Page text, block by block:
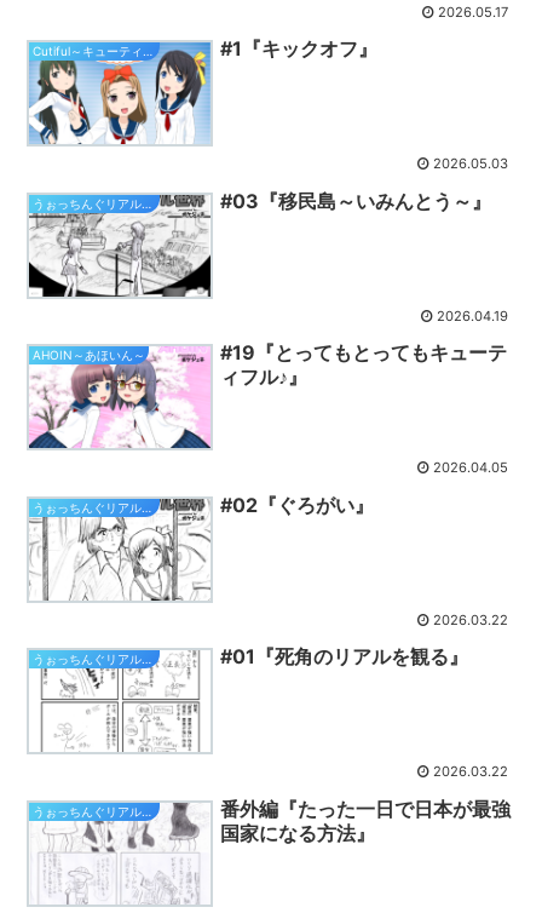
2026.05.17
#1『キックオフ』
2026.05.03
#03『移民島～いみんとう～』
2026.04.19
AHOIN～あほいん～
#19『とってもとってもキューテ
ィフル♪』
2026.04.05
#02『ぐろがい』
2026.03.22
#01『死角のリアルを観る』
2026.03.22
番外編『たった一日で日本が最強
国家になる方法』